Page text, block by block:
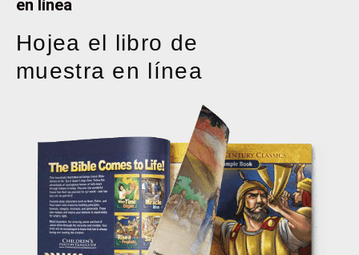
en línea
Hojea el libro de
muestra en línea